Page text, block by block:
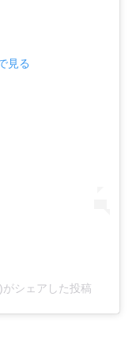
見る
シェアした投稿